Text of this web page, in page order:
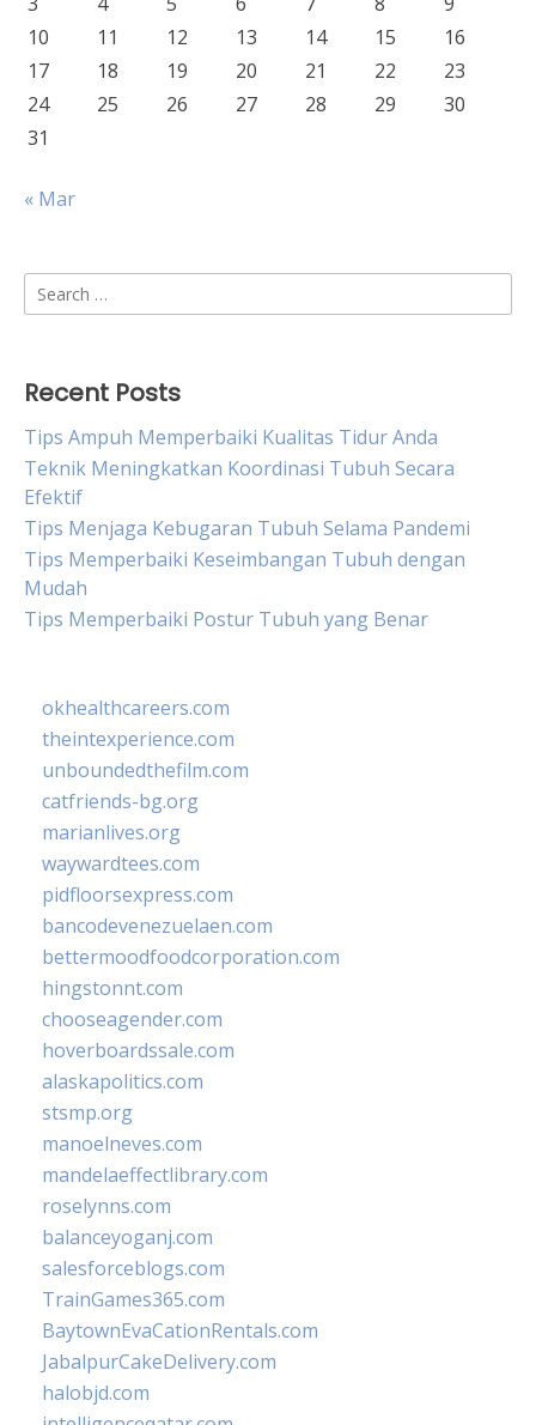
10
11 12 13 14 15
16
17
18 19 20 21 22
23
24
25 26 27 28 29
30
31
« Mar
Search
for:
Recent Posts
Tips Ampuh Memperbaiki Kualitas Tidur Anda
Teknik Meningkatkan Koordinasi Tubuh Secara
Efektif
Tips Menjaga Kebugaran Tubuh Selama Pandemi
Tips Memperbaiki Keseimbangan Tubuh dengan
Mudah
Tips Memperbaiki Postur Tubuh yang Benar
okhealthcareers.com
theintexperience.com
unboundedthefilm.com
catfriends-bg.org
marianlives.org
waywardtees.com
pidfloorsexpress.com
bancodevenezuelaen.com
bettermoodfoodcorporation.com
hingstonnt.com
chooseagender.com
hoverboardssale.com
alaskapolitics.com
stsmp.org
manoelneves.com
mandelaeffectlibrary.com
roselynns.com
balanceyoganj.com
salesforceblogs.com
TrainGames365.com
BaytownEvaCationRentals.com
JabalpurCakeDelivery.com
halobjd.com